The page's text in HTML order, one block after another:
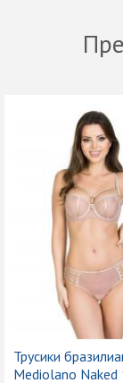
Трусики
Mediolano